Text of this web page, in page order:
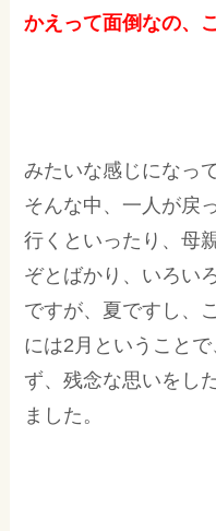
かえって面倒なの、
みたいな感じになっ
そんな中、一人が戻
行くといったり、母
ぞとばかり、いろい
ですが、夏ですし、
には2月ということ
ず、残念な思いをし
ました。